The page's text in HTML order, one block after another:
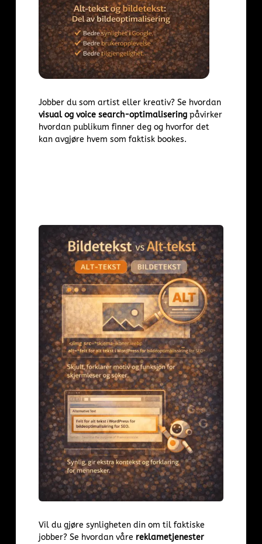
Jobber du som artist eller kreativ? Se hvordan
visual og voice search-optimalisering påvirker
hvordan publikum finner deg og hvorfor det
kan avgjøre hvem som faktisk bookes.
Vil du gjøre synligheten din om til faktiske
jobber? Se hvordan våre reklametjenester